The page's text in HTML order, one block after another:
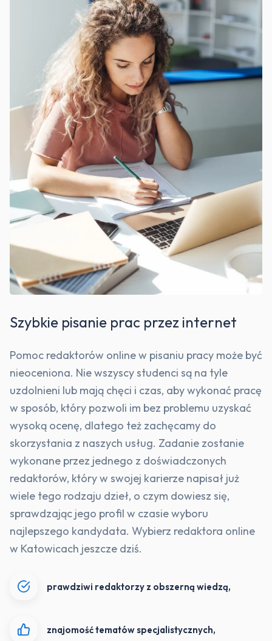
Szybkie pisanie prac przez internet
Pomoc redaktorów online w pisaniu pracy może być
nieoceniona. Nie wszyscy studenci są na tyle
uzdolnieni lub mają chęci i czas, aby wykonać pracę
w sposób, który pozwoli im bez problemu uzyskać
wysoką ocenę, dlatego też zachęcamy do
skorzystania z naszych usług. Zadanie zostanie
wykonane przez jednego z doświadczonych
redaktorów, który w swojej karierze napisał już
wiele tego rodzaju dzieł, o czym dowiesz się,
sprawdzając jego profil w czasie wyboru
najlepszego kandydata. Wybierz redaktora online
w Katowicach jeszcze dziś.
prawdziwi redaktorzy z obszerną wiedzą,
znajomość tematów specjalistycznych,